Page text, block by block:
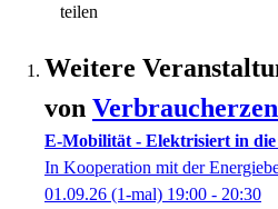
teilen
Weitere
von
E-Mobilität - Elektrisiert in
In Kooperation mit der
01.09.26 (1-mal) 19:00 - 20:30